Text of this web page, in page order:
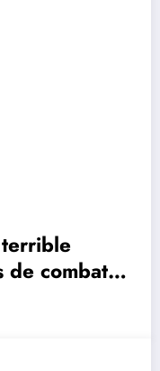
de combat
»